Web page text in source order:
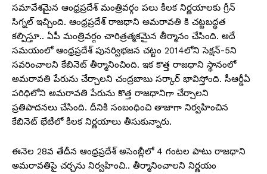
సమావేశమైన ఆంధ్రప్రదేశ్ మంత్రివర్గం పలు కీలక నిర్ణయాలకు గ్రీన్
సిగ్నల్ ఇచ్చింది. ఆంధ్రప్రదేశ్ రాజధాని అమరావతి కి చట్టబద్ధత
కల్పిస్తూ.. ఏపీ మంత్రివర్గం చారిత్రత్మకమైన తీర్మానం చేసింది. అదే
సమయంలో ఆంధ్రప్రదేశ్ పునర్విభజన చట్టం 2014లోని సెక్షన్-5ని
సవరించాలని కేబినెట్ తీర్మానించింది. ఇక కొత్త రాజధాని స్థానంలో
అమరావతి పేరును చేర్చాలని చంద్రబాబు సర్కార్ భావిస్తోంది. సీఆర్డీఏ
పరిధిలోని అమ‌రావ‌తి పేరును కొత్త రాజ‌ధానిగా చేర్చాలని
ప్రతిపాదనలు చేసింది. దీనికి సంబంధించి తాజాగా నిర్వహించిన
కేబినెట్ భేటీలో కీలక నిర్ణయాలు తీసుకున్నారు.
ఈనెల 28వ తేదీన ఆంధ్రప్రదేశ్ అసెంబ్లీలో 4 గంటల పాటు రాజధాని
అమరావతిపై చర్చను నిర్వహించి.. తీర్మానించాలని నిర్ణయం